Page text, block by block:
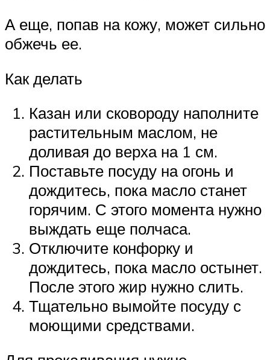
А еще, попав на кожу, может сильно
обжечь ее.
Как делать
Казан или сковороду наполните
растительным маслом, не
доливая до верха на 1 см.
Поставьте посуду на огонь и
дождитесь, пока масло станет
горячим. С этого момента нужно
выждать еще полчаса.
Отключите конфорку и
дождитесь, пока масло остынет.
После этого жир нужно слить.
Тщательно вымойте посуду с
моющими средствами.